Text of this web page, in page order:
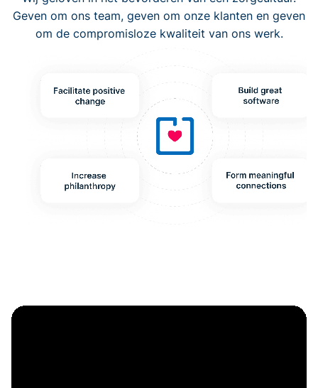
Geven om ons team, geven om onze klanten en geven
om de compromisloze kwaliteit van ons werk.